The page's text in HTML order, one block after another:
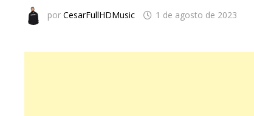
porCesarFullHDMusic 1 de agosto de 2023